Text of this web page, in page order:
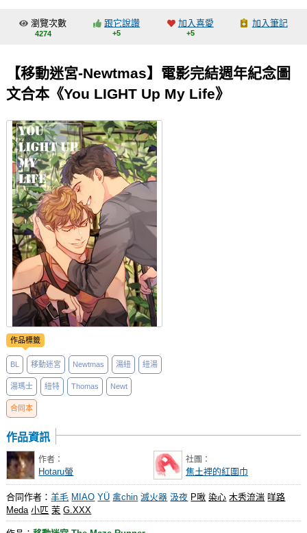
交流中心
會員功能選單
註冊會員
登入
瀏覽次數
4274
跟它說讚
+5
加入喜愛
+5
加入筆記
【移動迷宮-Newtmas】電影完結週年紀念圖
文合本《You LIGHT Up My Life》
作品標籤
BL 移動迷宮 Newtmas 湯紐 紐湯
湯瑪士 紐特 Thomas Newt
合同本
作品資訊
作者：
Hotaru螢
社團：
焦土裡的紅圍巾
合同作者：羊毛 MIAO YÜ 禽chin 滅火器 汲夜 P啾 染心 木秀流湍 咩路
Meda 小匹 茉 G.XXX